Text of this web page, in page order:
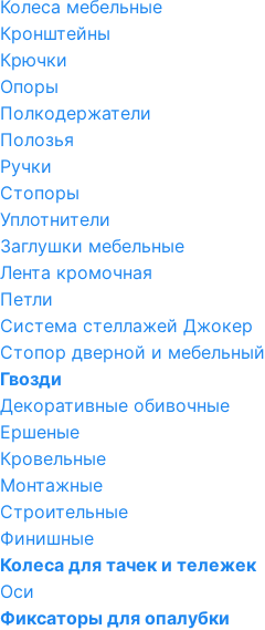
Колеса мебельные
Кронштейны
Крючки
Опоры
Полкодержатели
Полозья
Ручки
Стопоры
Уплотнители
Заглушки мебельные
Лента кромочная
Петли
Система стеллажей Джокер
Стопор дверной и мебельный
Гвозди
Декоративные обивочные
Ершеные
Кровельные
Монтажные
Строительные
Финишные
Колеса для тачек и тележек
Оси
Фиксаторы для опалубки